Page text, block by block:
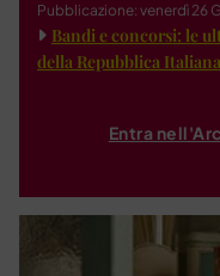
Pubblicazione: venerdì 26
Bandi e concorsi: le
della Repubblica
Entra